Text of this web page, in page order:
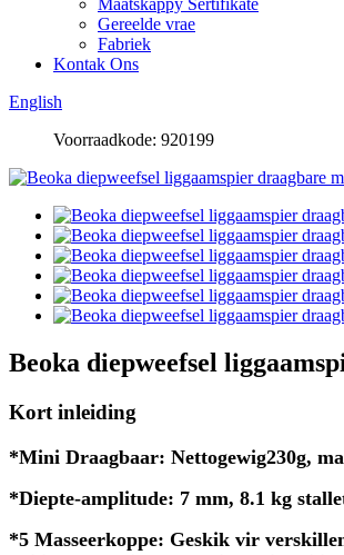
Maatskappy Sertifikate
Gereelde vrae
Fabriek
Kontak Ons
English
Voorraadkode: 920199
Beoka diepweefsel
Kort inleiding
*Mini Draagbaar: Nettogewig230g,
*Diepte-amplitude: 7 mm, 8.1 kg
*5 Masseerkoppe: Geskik vir